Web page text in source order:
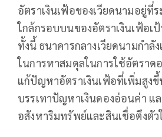
อัตราเงินเฟ้อของเวียดนามอยู่ที่ร
ใกล้กรอบบนของอัตราเงินเฟ้อเ
ทั้งนี้ ธนาคารกลางเวียดนามกำลั
ในการหาสมดุลในการใช้อัตราด
แก้ปัญหาอัตราเงินเฟ้อที่เพิ่มสูง
บรรเทาปัญหาเงินดองอ่อนค่า
อสังหาริมทรัพย์และสินเชื่อตึงตัว